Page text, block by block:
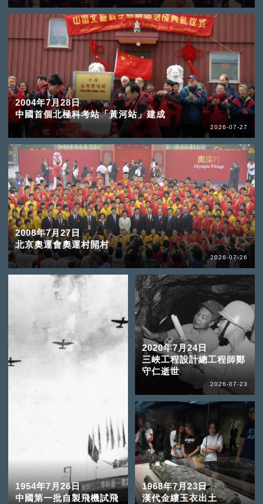
2004年7月28日
中國首個北極科考站「黃河站」建成
2026-07-27
2008年7月27日
北京奧運會奧運村開村
2026-07-26
1954年7月26日
中國第一批自製飛機試飛
2020年7月24日
三峽工程設計總工程師鄭
守仁逝世
2026-07-23
1968年7月23日
漢代金縷玉衣出土